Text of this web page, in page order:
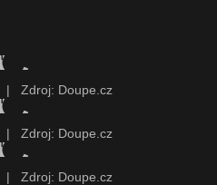
| Zdroj: Doupe.cz
| Zdroj: Doupe.cz
| Zdroj: Doupe.cz